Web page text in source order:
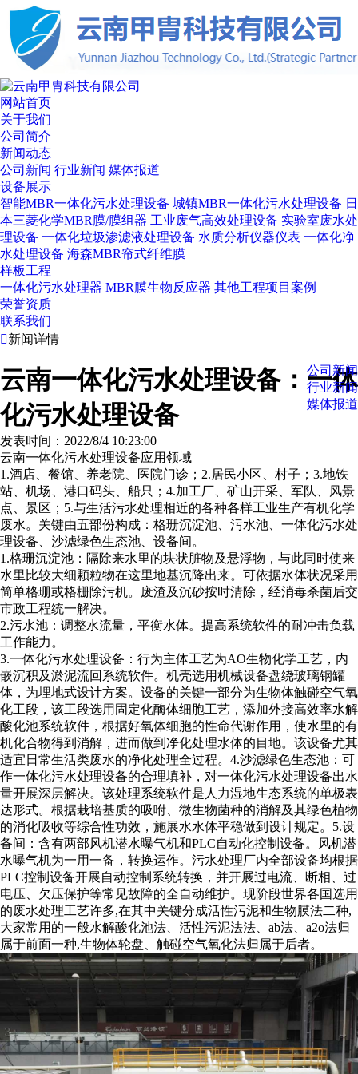
网站首页
关于我们
公司简介
新闻动态
公司新闻 行业新闻 媒体报道
设备展示
智能MBR一体化污水处理设备 城镇MBR一体化污水处理设备 日
本三菱化学MBR膜/膜组器 工业废气高效处理设备 实验室废水处
理设备 一体化垃圾渗滤液处理设备 水质分析仪器仪表 一体化净
水处理设备 海森MBR帘式纤维膜
样板工程
一体化污水处理器 MBR膜生物反应器 其他工程项目案例
荣誉资质
联系我们
新闻详情
公司新闻
行业新闻
媒体报道
云南一体化污水处理设备：一体
化污水处理设备
发表时间：2022/8/4 10:23:00
云南一体化污水处理设备应用领域
1.酒店、餐馆、养老院、医院门诊；2.居民小区、村子；3.地铁
站、机场、港口码头、船只；4.加工厂、矿山开采、军队、风景
点、景区；5.与生活污水处理相近的各种各样工业生产有机化学
废水。关键由五部份构成：格珊沉淀池、污水池、一体化污水处
理设备、沙滤绿色生态池、设备间。
1.格珊沉淀池：隔除来水里的块状脏物及悬浮物，与此同时使来
水里比较大细颗粒物在这里地基沉降出来。可依据水体状况采用
简单格珊或格栅除污机。废渣及沉砂按时清除，经消毒杀菌后交
市政工程统一解决。
2.污水池：调整水流量，平衡水体。提高系统软件的耐冲击负载
工作能力。
3.一体化污水处理设备：行为主体工艺为AO生物化学工艺，内
嵌沉积及淤泥流回系统软件。机壳选用机械设备盘绕玻璃钢罐
体，为埋地式设计方案。设备的关键一部分为生物体触碰空气氧
化工段，该工段选用固定化酶体细胞工艺，添加外接高效率水解
酸化池系统软件，根据好氧体细胞的性命代谢作用，使水里的有
机化合物得到消解，进而做到净化处理水体的目地。该设备尤其
适宜日常生活类废水的净化处理全过程。4.沙滤绿色生态池：可
作一体化污水处理设备的合理填补，对一体化污水处理设备出水
量开展深层解决。该处理系统软件是人力湿地生态系统的单极表
达形式。根据栽培基质的吸咐、微生物菌种的消解及其绿色植物
的消化吸收等综合性功效，施展水水体平稳做到设计规定。5.设
备间：含有两部风机潜水曝气机和PLC自动化控制设备。风机潜
水曝气机为一用一备，转换运作。污水处理厂内全部设备均根据
PLC控制设备开展自动控制系统转换，并开展过电流、断相、过
电压、欠压保护等常见故障的全自动维护。现阶段世界各国选用
的废水处理工艺许多,在其中关键分成活性污泥和生物膜法二种,
大家常用的一般水解酸化池法、活性污泥法法、ab法、a2o法归
属于前面一种,生物体轮盘、触碰空气氧化法归属于后者。